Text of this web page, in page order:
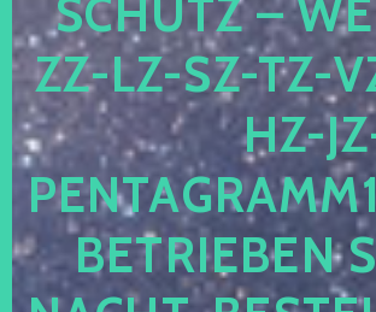
CHUTZ –
-LZ-SZ-TZ-VZ-
-JZ-
TRIEBEN